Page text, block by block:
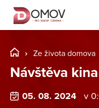
Ze života domova
Návštěva kina
05. 08. 2024 v